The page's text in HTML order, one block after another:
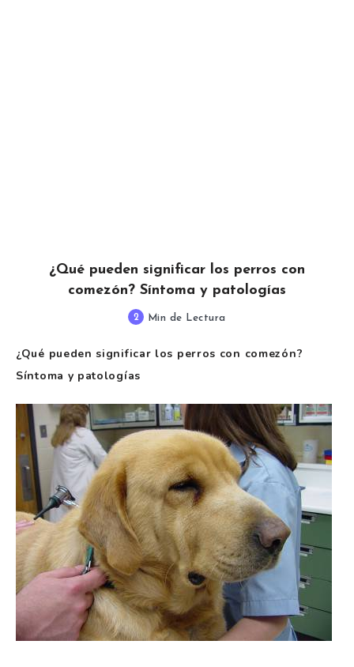
¿Qué pueden significar los perros con
comezón? Síntoma y patologías
2 Min de Lectura
¿Qué pueden significar los perros con comezón?
Síntoma y patologías